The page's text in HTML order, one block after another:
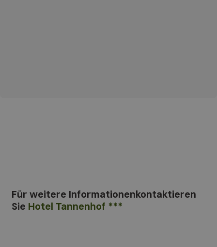
Für weitere Informationenkontaktieren
Sie Hotel Tannenhof ***